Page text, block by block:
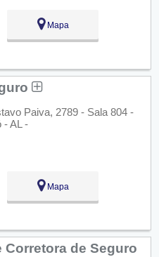
Mapa
Paiva, 2789 - Sala 804 -
- AL -
Mapa
Corretora de Seguro